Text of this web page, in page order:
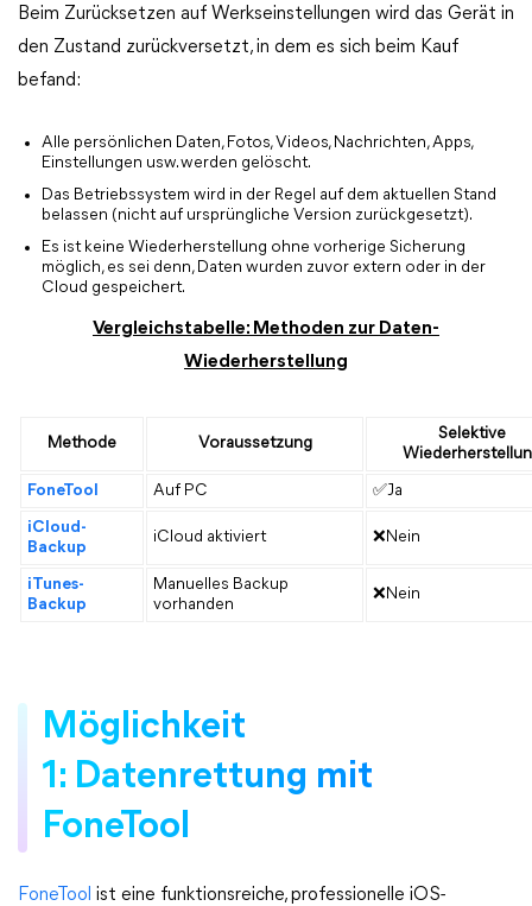
Beim Zurücksetzen auf Werkseinstellungen wird das Gerät in
den Zustand zurückversetzt, in dem es sich beim Kauf
befand:
Alle persönlichen Daten, Fotos, Videos, Nachrichten, Apps,
Einstellungen usw. werden gelöscht.
Das Betriebssystem wird in der Regel auf dem aktuellen Stand
belassen (nicht auf ursprüngliche Version zurückgesetzt).
Es ist keine Wiederherstellung ohne vorherige Sicherung
möglich, es sei denn, Daten wurden zuvor extern oder in der
Cloud gespeichert.
Vergleichstabelle: Methoden zur Daten-
Wiederherstellung
Methode Voraussetzung
Selektive
FoneTool Auf PC ✅Ja
iCloud-
Backup
iCloud aktiviert ❌Nein
iTunes-
Backup
Manuelles Backup
vorhanden
❌Nein
Möglichkeit
1: Datenrettung mit
FoneTool
FoneTool ist eine funktionsreiche, professionelle iOS-